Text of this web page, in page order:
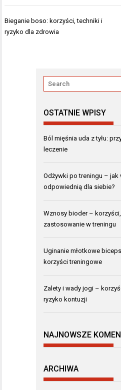
Nawigacja
wpisu
Bieganie boso: korzyści, techniki i
ryzyko dla zdrowia
OSTATNIE WPISY
Ból mięśnia uda z tyłu:
leczenie
Odżywki po treningu – jak
odpowiednią dla siebie?
Wznosy bioder –
zastosowanie w treningu
Uginanie młotkowe
korzyści treningowe
Zalety i wady jogi –
ryzyko kontuzji
NAJNOWSZE
ARCHIWA